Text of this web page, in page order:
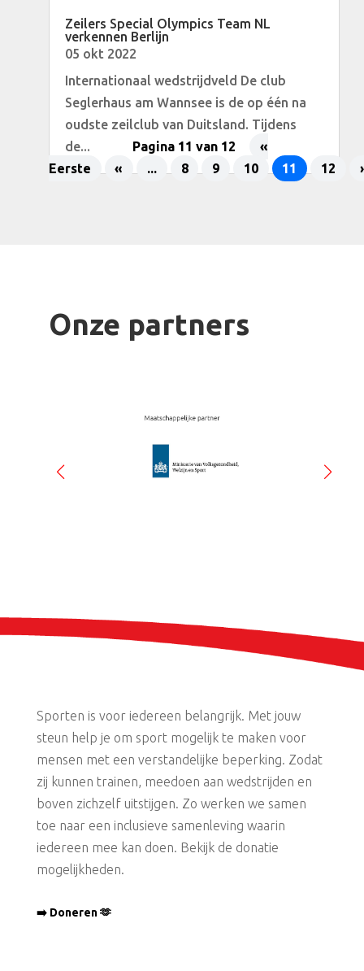
Zeilers Special Olympics Team NL
verkennen Berlijn
05 okt 2022
Internationaal wedstrijdveld De club
Seglerhaus am Wannsee is de op één na
oudste zeilclub van Duitsland. Tijdens
de...
Pagina 11 van 12
«
Eerste
« ... 8 9 10 11 12
Onze partners
Sporten is voor iedereen belangrijk. Met jouw
steun help je om sport mogelijk te maken voor
mensen met een verstandelijke beperking. Zodat
zij kunnen trainen, meedoen aan wedstrijden en
boven zichzelf uitstijgen. Zo werken we samen
toe naar een inclusieve samenleving waarin
iedereen mee kan doen. Bekijk de donatie
mogelijkheden.
➡️ Doneren 🫶